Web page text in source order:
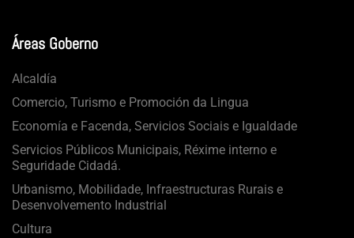
Áreas Goberno
Alcaldía
Comercio, Turismo e Promoción da Lingua
Economía e Facenda, Servicios Sociais e Igualdade
Servicios Públicos Municipais, Réxime interno e
Seguridade Cidadá.
Urbanismo, Mobilidade, Infraestructuras Rurais e
Desenvolvemento Industrial
Cultura